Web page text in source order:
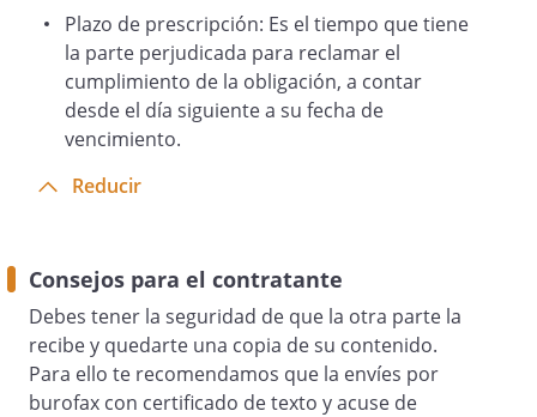
Plazo de prescripción: Es el tiempo que tiene
la parte perjudicada para reclamar el
cumplimiento de la obligación, a contar
desde el día siguiente a su fecha de
vencimiento.
Reducir
Consejos para el contratante
Debes tener la seguridad de que la otra parte la
recibe y quedarte una copia de su contenido.
Para ello te recomendamos que la envíes por
burofax con certificado de texto y acuse de